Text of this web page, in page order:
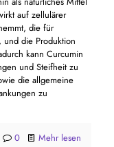
auf zellulärer
die für
und die Produktion
kann Curcumin
und Steifheit zu
die allgemeine
zu
0 Mehr lesen